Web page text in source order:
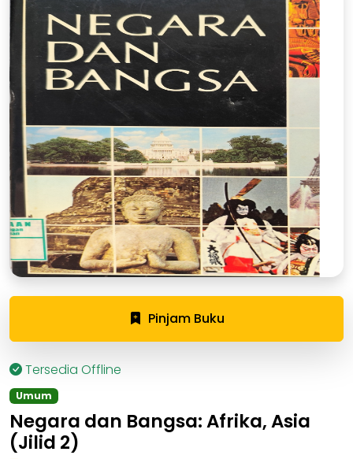
Pinjam Buku
Tersedia Offline
Umum
Negara dan Bangsa: Afrika, Asia
(Jilid 2)